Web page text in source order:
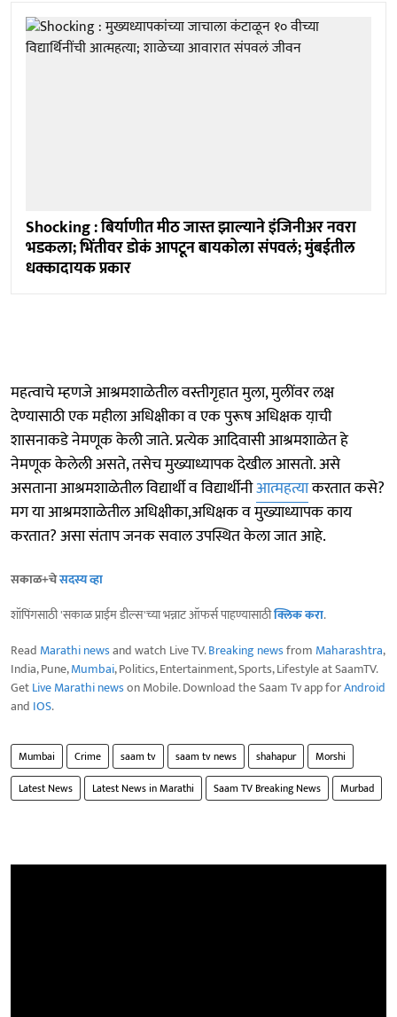
Shocking : बिर्याणीत मीठ जास्त झाल्याने इंजिनीअर नवरा
भडकला; भिंतीवर डोकं आपटून बायकोला संपवलं; मुंबईतील
धक्कादायक प्रकार
महत्वाचे म्हणजे आश्रमशाळेतील वस्तीगृहात मुला, मुलींवर लक्ष
देण्यासाठी एक महीला अधिक्षीका व एक पुरूष अधिक्षक या़ची
शासनाकडे नेमणूक केली जाते. प्रत्येक आदिवासी आश्रमशाळेत हे
नेमणूक केलेली असते, तसेच मुख्याध्यापक देखील आसतो. असे
असताना आश्रमशाळेतील विद्यार्थी व विद्यार्थीनीआत्महत्याकरतात कसे?
मग या आश्रमशाळेतील अधिक्षीका,अधिक्षक व मुख्याध्यापक काय
करतात? असा संताप जनक सवाल उपस्थित केला जात आहे.
सकाळ+चेसदस्य व्हा
शॉपिंगसाठी 'सकाळ प्राईम डील्स'च्या भन्नाट ऑफर्स पाहण्यासाठीक्लिक करा.
Read Marathi newsand watch Live TV.Breaking newsfrom Maharashtra,
India, Pune,Mumbai, Politics, Entertainment, Sports, Lifestyle at SaamTV.
GetLive Marathi newson Mobile. Download the Saam Tv app forAndroid
and IOS.
Mumbai Crime saam tv saam tv news shahapur
Morshi
Latest News
Latest News in Marathi Saam TV Breaking News Murbad